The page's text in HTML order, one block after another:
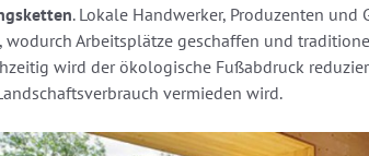
. Lokale Handwerker, Produzenten und
wodurch Arbeitsplätze geschaffen und
wird der ökologische Fußabdruck
vermieden wird.